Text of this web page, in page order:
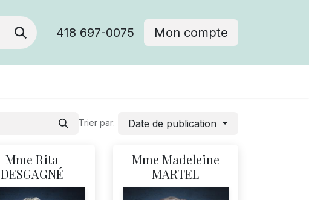
418 697-0075 Mon compte
Trier par: Date de publication
Mme Rita
DESGAGNÉ
Mme Madeleine
MARTEL